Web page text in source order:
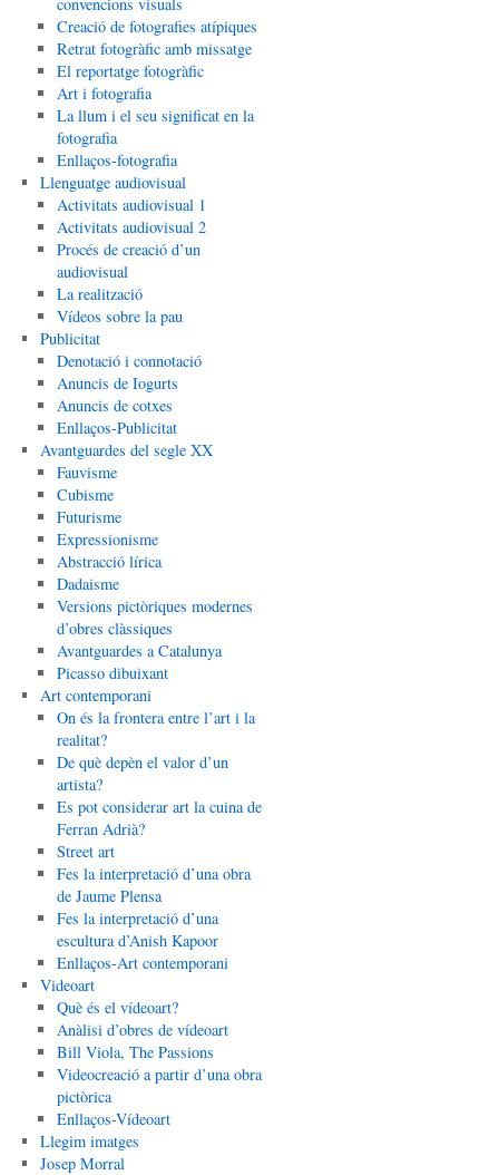
Creació de fotografies atípiques
Retrat fotogràfic amb missatge
El reportatge fotogràfic
Art i fotografia
La llum i el seu significat en la
fotografia
Enllaços-fotografia
Llenguatge audiovisual
Activitats audiovisual 1
Activitats audiovisual 2
Procés de creació d’un
audiovisual
La realització
Vídeos sobre la pau
Publicitat
Denotació i connotació
Anuncis de Iogurts
Anuncis de cotxes
Enllaços-Publicitat
Avantguardes del segle XX
Fauvisme
Cubisme
Futurisme
Expressionisme
Abstracció lírica
Dadaisme
Versions pictòriques modernes
d’obres clàssiques
Avantguardes a Catalunya
Picasso dibuixant
Art contemporani
On és la frontera entre l’art i la
realitat?
De què depèn el valor d’un
artista?
Es pot considerar art la cuina de
Ferran Adrià?
Street art
Fes la interpretació d’una obra
de Jaume Plensa
Fes la interpretació d’una
escultura d’Anish Kapoor
Enllaços-Art contemporani
Videoart
Què és el vídeoart?
Anàlisi d’obres de vídeoart
Bill Viola, The Passions
Videocreació a partir d’una obra
pictòrica
Enllaços-Vídeoart
Llegim imatges
Josep Morral